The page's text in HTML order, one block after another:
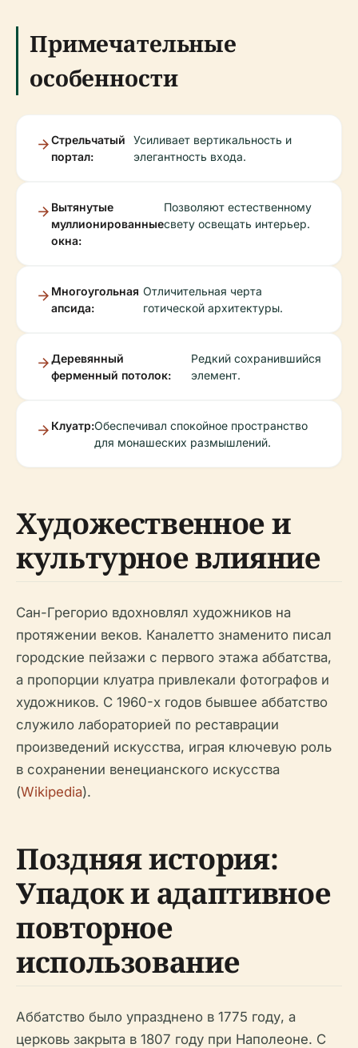
Примечательные
особенности
Стрельчатый
портал:
Усиливает вертикальность и
элегантность входа.
Вытянутые
муллионированные
окна:
Позволяют естественному
свету освещать интерьер.
Многоугольная
апсида:
Отличительная черта
готической архитектуры.
Деревянный
ферменный потолок:
Редкий сохранившийся
элемент.
Клуатр:Обеспечивал спокойное пространство
для монашеских размышлений.
Художественное и
культурное влияние
Сан-Грегорио вдохновлял художников на
протяжении веков. Каналетто знаменито писал
городские пейзажи с первого этажа аббатства,
а пропорции клуатра привлекали фотографов и
художников. С 1960-х годов бывшее аббатство
служило лабораторией по реставрации
произведений искусства, играя ключевую роль
в сохранении венецианского искусства
(Wikipedia).
Поздняя история:
Упадок и адаптивное
повторное
использование
Аббатство было упразднено в 1775 году, а
церковь закрыта в 1807 году при Наполеоне. С